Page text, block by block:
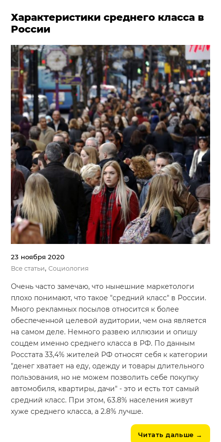
Характеристики среднего класса в
России
23 ноября 2020
Все статьи,Социология
Очень часто замечаю, что нынешние маркетологи
плохо понимают, что такое "средний класс" в России.
Много рекламных посылов относится к более
обеспеченной целевой аудитории, чем она является
на самом деле. Немного развею иллюзии и опишу
соцдем именно среднего класса в РФ. По данным
Росстата 33,4% жителей РФ относят себя к категории
"денег хватает на еду, одежду и товары длительного
пользования, но не можем позволить себе покупку
автомобиля, квартиры, дачи" - это и есть тот самый
средний класс. При этом, 63.8% населения живут
хуже среднего класса, а 2.8% лучше.
Читать дальше →